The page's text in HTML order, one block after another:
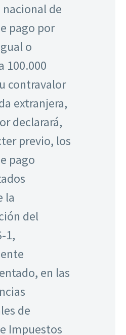
de
pago por
o
100.000
contravalor
extranjera,
declarará,
previo, los
pago
la
del
1,
en las
de
Impuestos